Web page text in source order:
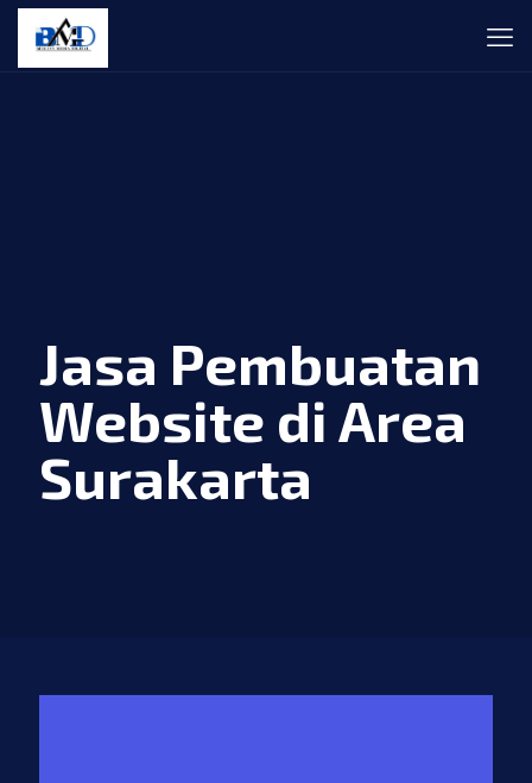
Jasa Pembuatan
Website di Area
Surakarta